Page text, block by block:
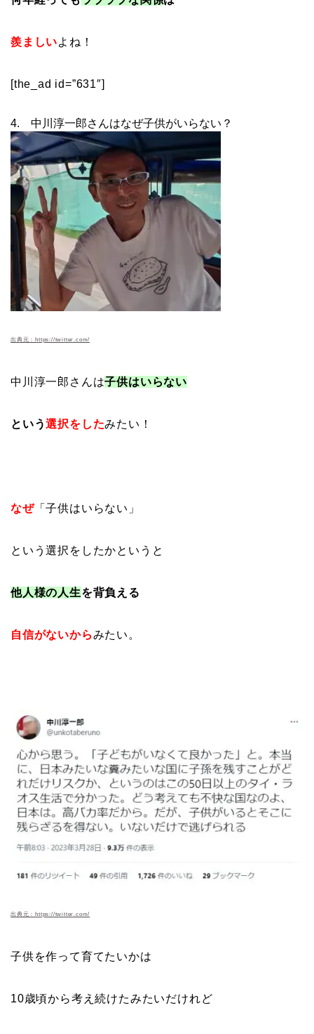
羨ましいよね！
[the_ad id=”631″]
4. 中川淳一郎さんはなぜ子供がいらない？
出典元：https://twitter.com/
中川淳一郎さんは子供はいらない
という選択をしたみたい！
なぜ「子供はいらない」
という選択をしたかというと
他人様の人生を背負える
自信がないからみたい。
出典元：https://twitter.com/
子供を作って育てたいかは
10歳頃から考え続けたみたいだけれど